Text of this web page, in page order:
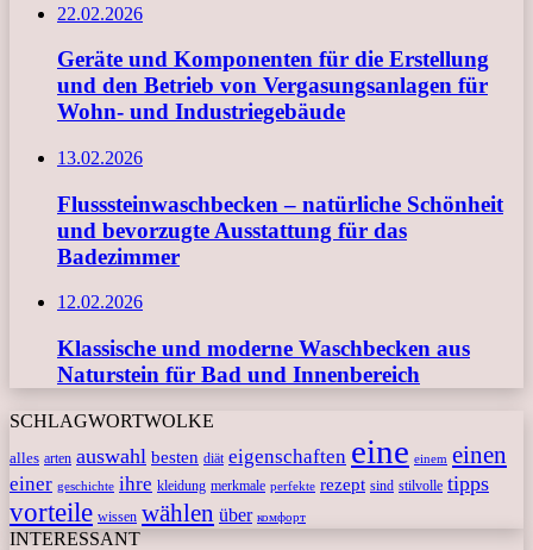
22.02.2026
Geräte und Komponenten für die Erstellung
und den Betrieb von Vergasungsanlagen für
Wohn- und Industriegebäude
13.02.2026
Flusssteinwaschbecken – natürliche Schönheit
und bevorzugte Ausstattung für das
Badezimmer
12.02.2026
Klassische und moderne Waschbecken aus
Naturstein für Bad und Innenbereich
SCHLAGWORTWOLKE
alles arten auswahl besten diät eigenschaften eine einem einen
einer geschichte ihre kleidung merkmale perfekte rezept sind stilvolle tipps
vorteile wissen wählen über комфорт
INTERESSANT